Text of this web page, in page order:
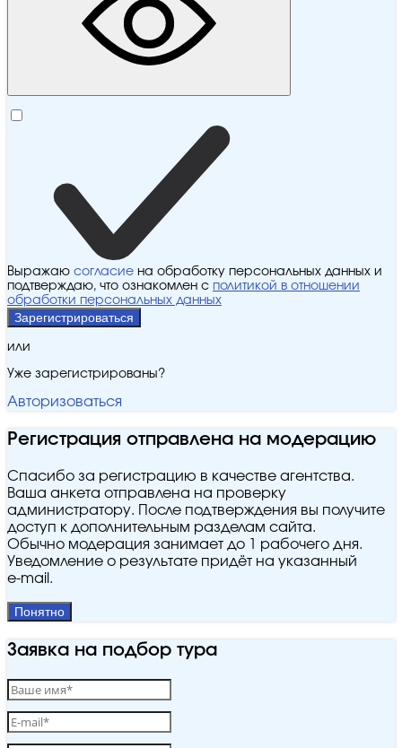
Выражаю согласие на обработку персональных данных и
подтверждаю, что ознакомлен с политикой в отношении
обработки персональных данных
Зарегистрироваться
или
Уже зарегистрированы?
Авторизоваться
Регистрация отправлена на модерацию
Спасибо за регистрацию в качестве агентства.
Ваша анкета отправлена на проверку
администратору. После подтверждения вы получите
доступ к дополнительным разделам сайта.
Обычно модерация занимает до 1 рабочего дня.
Уведомление о результате придёт на указанный
e‑mail.
Понятно
Заявка на подбор тура